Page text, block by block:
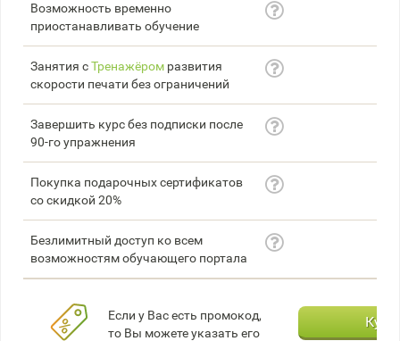
Если у Вас есть промокод,
то Вы можете указать его
Возможность временно
приостанавливать обучение
Занятия сТренажёром развития
скорости печати без ограничений
Завершить курс без подписки после
90-го упражнения
Покупка подарочных сертификатов
со скидкой 20%
Безлимитный доступ ко всем
возможностям обучающего портала